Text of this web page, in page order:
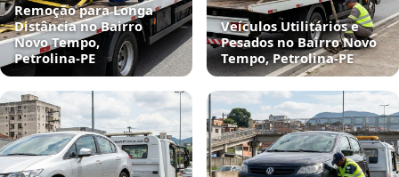
Remoção para Longa
Distância no Bairro
Novo Tempo,
Petrolina‑PE
Veículos Utilitários e
Pesados no Bairro Novo
Tempo, Petrolina‑PE